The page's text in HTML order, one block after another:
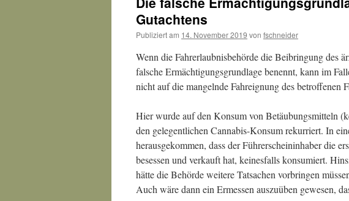
Gutachtens
Publiziert am 14. November 2019 von fschneider
Wenn die Fahrerlaubnisbehörde die Beibringung des
falsche Ermächtigungsgrundlage benennt, kann im
nicht auf die mangelnde Fahreignung des betroffenen
Hier wurde auf den Konsum von Betäubungsmitteln
den gelegentlichen Cannabis-Konsum rekurriert. In
herausgekommen, dass der Führerscheininhaber die
besessen und verkauft hat, keinesfalls konsumiert.
hätte die Behörde weitere Tatsachen vorbringen
Auch wäre dann ein Ermessen auszuüben gewesen,